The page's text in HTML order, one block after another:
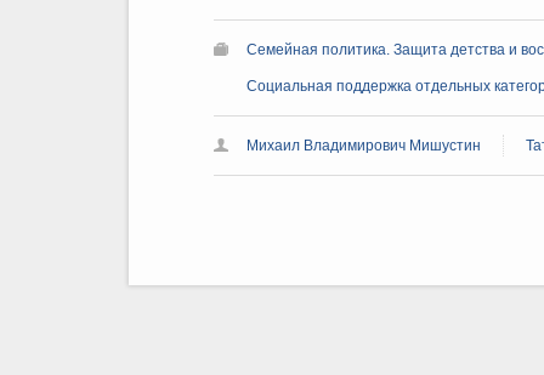
Семейная политика. Защита детства и
Социальная поддержка отдельных
Михаил Владимирович Мишустин